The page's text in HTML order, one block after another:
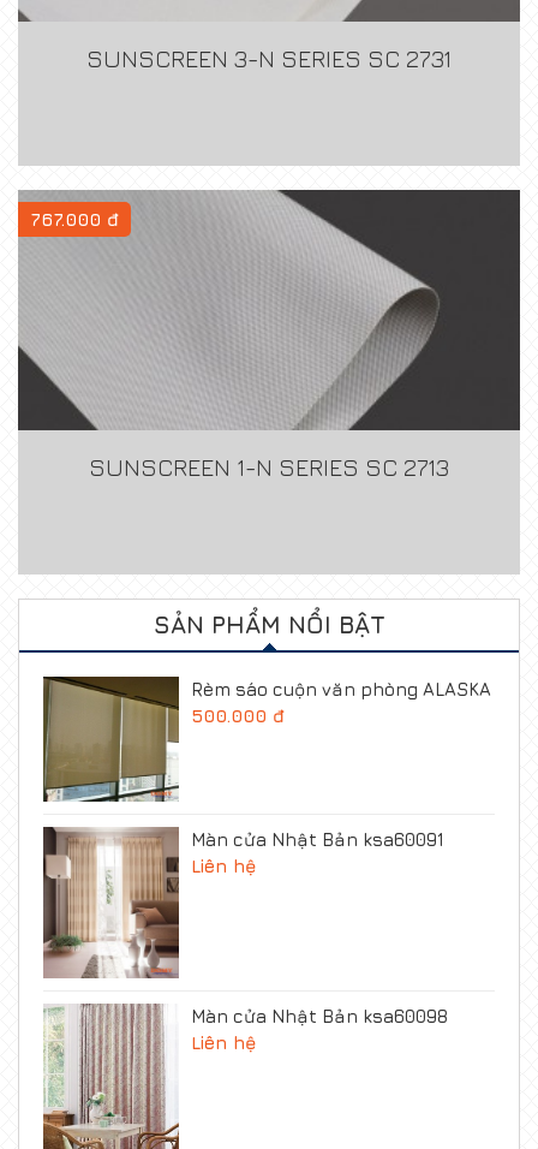
SUNSCREEN 3-N SERIES SC 2731
767.000 đ
SUNSCREEN 1-N SERIES SC 2713
SẢN PHẨM NỔI BẬT
Rèm sáo cuộn văn phòng ALASKA
500.000 đ
Màn cửa Nhật Bản ksa60091
Liên hệ
Màn cửa Nhật Bản ksa60098
Liên hệ